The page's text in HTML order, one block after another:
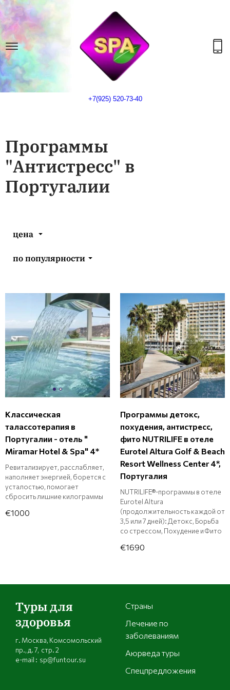
+7(925) 520-73-40
Программы
"Антистресс" в
Португалии
цена
по популярности
Классическая
талассотерапия в
Португалии - отель "
Miramar Hotel & Spa" 4*
Ревитализирует, расслабляет,
наполняет энергией, борется с
усталостью, помогает
сбросить лишние килограммы
€1000
Программы детокс,
похудения, антистресс,
фито NUTRILIFE в отеле
Eurotel Altura Golf & Beach
Resort Wellness Center 4*,
Португалия
NUTRILIFE®-программы в отеле
Eurotel Altura
(продолжительность каждой от
3,5 или 7 дней): Детокс, Борьба
со стрессом, Похудение и Фито
€1690
Туры для
здоровья
г. Москва, Комсомольский
пр., д. 7, стр. 2
e-mail : sp@funtour.su
Страны
Лечение по
заболеваниям
Аюрведа туры
Спецпредложения